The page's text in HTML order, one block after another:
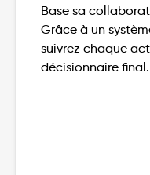
Base sa
Grâce à un
suivrez chaque
décisionnaire final.